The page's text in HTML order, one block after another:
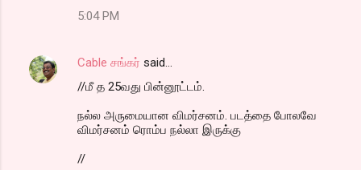
5:04 PM
Cable சங்கர் said…
//மீ த 25வது பின்னூட்டம்.
நல்ல அருமையான விமர்சனம். படத்தை போலவே
விமர்சனம் ரொம்ப நல்லா இருக்கு
//